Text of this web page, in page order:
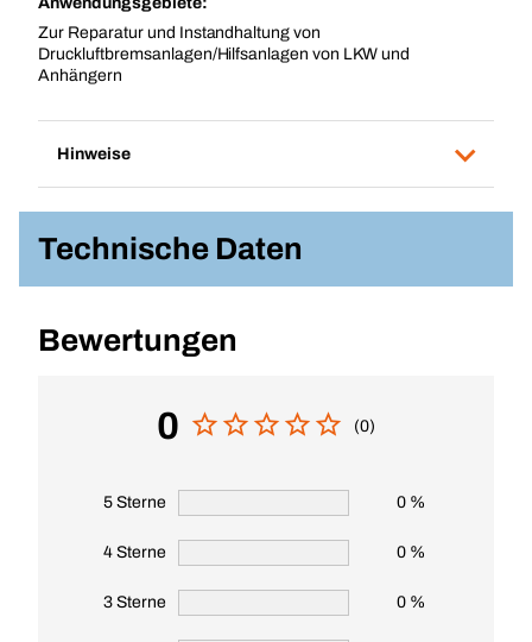
Zur Reparatur und Instandhaltung von
Druckluftbremsanlagen/Hilfsanlagen von LKW und
Anhängern
Hinweise
Technische Daten
Bewertungen
0 (0)
5 Sterne 0 %
4 Sterne 0 %
3 Sterne 0 %